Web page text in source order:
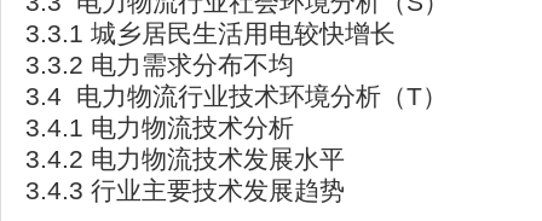
3.3.1 城乡居民生活用电较快增长
3.3.2 电力需求分布不均
3.4 电力物流行业技术环境分析（T）
3.4.1 电力物流技术分析
3.4.2 电力物流技术发展水平
3.4.3 行业主要技术发展趋势